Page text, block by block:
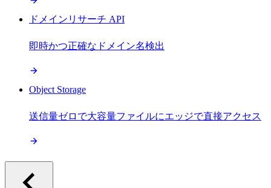
ドメインリサーチ API
即時かつ正確なドメイン名検出
Object Storage
送信量ゼロで大容量ファイルにエッジで直接アクセス